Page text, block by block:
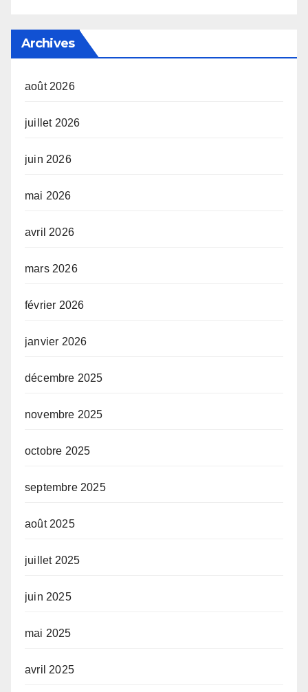
Archives
août 2026
juillet 2026
juin 2026
mai 2026
avril 2026
mars 2026
février 2026
janvier 2026
décembre 2025
novembre 2025
octobre 2025
septembre 2025
août 2025
juillet 2025
juin 2025
mai 2025
avril 2025